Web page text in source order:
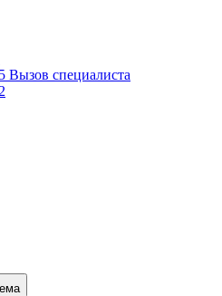
Вызов специалиста